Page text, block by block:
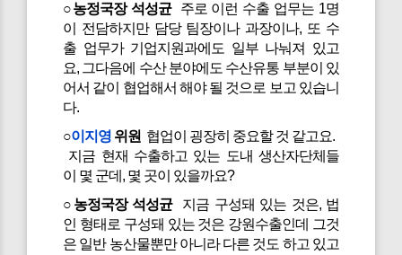
○농정국장 석성균주로 이런 수출 업무는 1명
이 전담하지만 담당 팀장이나 과장이나, 또 수
출 업무가 기업지원과에도 일부 나눠져 있고
요, 그다음에 수산 분야에도 수산유통 부분이 있
어서 같이 협업해서 해야 될 것으로 보고 있습니
다.
○이지영 위원 협업이 굉장히 중요할 것 같고요.
지금 현재 수출하고 있는 도내 생산자단체들
이 몇 군데, 몇 곳이 있을까요?
○농정국장 석성균지금 구성돼 있는 것은, 법
인 형태로 구성돼 있는 것은 강원수출인데 그것
은 일반 농산물뿐만 아니라 다른 것도 하고 있고